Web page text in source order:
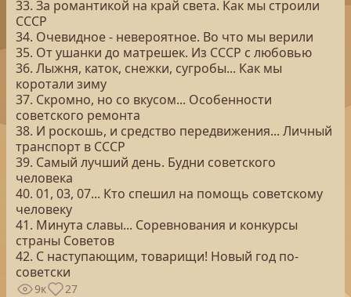
33. За романтикой на край света. Как мы строили
СССР
34. Очевидное - невероятное. Во что мы верили
35. От ушанки до матрешек. Из СССР с любовью
36. Лыжня, каток, снежки, сугробы... Как мы
коротали зиму
37. Скромно, но со вкусом... Особенности
советского ремонта
38. И роскошь, и средство передвижения... Личный
транспорт в СССР
39. Самый лучший день. Будни советского
человека
40. 01, 03, 07... Кто спешил на помощь советскому
человеку
41. Минута славы... Соревнования и конкурсы
страны Советов
42. С наступающим, товарищи! Новый год по-
советски
9к 27